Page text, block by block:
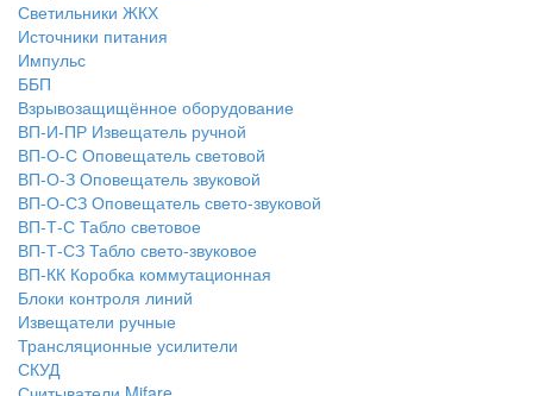
Светильники ЖКХ
Источники питания
Импульс
ББП
Взрывозащищённое оборудование
ВП-И-ПР Извещатель ручной
ВП-О-С Оповещатель световой
ВП-О-З Оповещатель звуковой
ВП-О-СЗ Оповещатель свето-звуковой
ВП-Т-С Табло световое
ВП-Т-СЗ Табло свето-звуковое
ВП-КК Коробка коммутационная
Блоки контроля линий
Извещатели ручные
Трансляционные усилители
СКУД